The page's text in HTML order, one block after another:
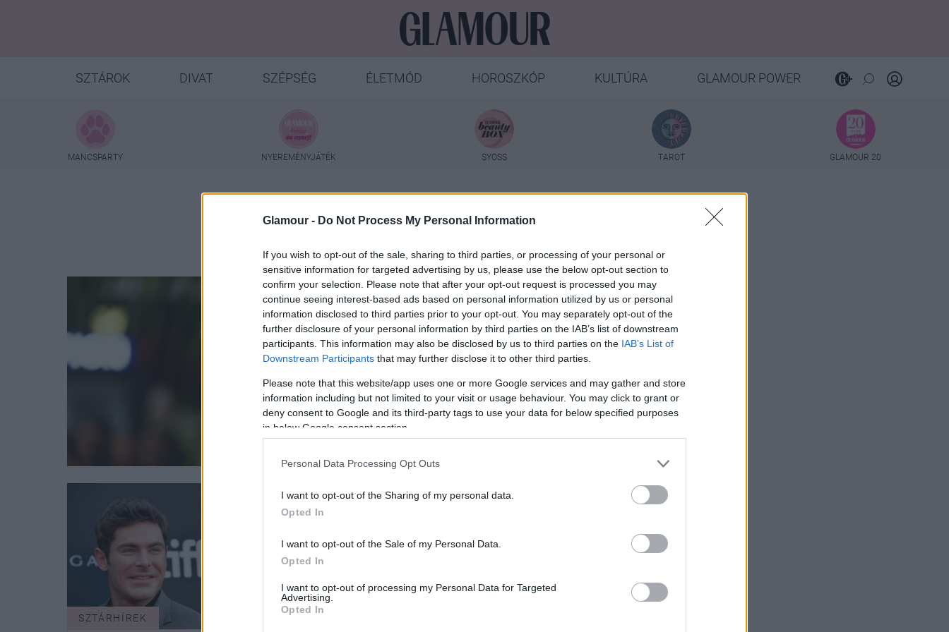
Glamour - Do Not Process My Personal Information
If you wish to opt-out of the sale, sharing to third parties, or processing of your personal or
sensitive information for targeted advertising by us, please use the below opt-out section to
confirm your selection. Please note that after your opt-out request is processed you may
continue seeing interest-based ads based on personal information utilized by us or personal
information disclosed to third parties prior to your opt-out. You may separately opt-out of the
further disclosure of your personal information by third parties on the IAB’s list of downstream
participants. This information may also be disclosed by us to third parties on the IAB’s List of
Downstream Participants that may further disclose it to other third parties.
Please note that this website/app uses one or more Google services and may gather and store
information including but not limited to your visit or usage behaviour. You may click to grant or
deny consent to Google and its third-party tags to use your data for below specified purposes
in below Google consent section.
Personal Data Processing Opt Outs
I want to opt-out of the Sharing of my personal data.
Opted In
I want to opt-out of the Sale of my Personal Data.
Opted In
I want to opt-out of processing my Personal Data for Targeted
Advertising.
Opted In
SZTÁROK DIVAT SZÉPSÉG ÉLETMÓD HOROSZKÓP KULTÚRA GLAMOUR POWER
MANCSPARTY NYEREMÉNYJÁTÉK SYOSS TAROT GLAMOUR 20
Zac Efron arca
SZTÁRHÍREK
Zac Efron egyetlen
fotóval megnyerte a
Valentin-napot
SZTÁRHÍREK SZTÁRHÍREK